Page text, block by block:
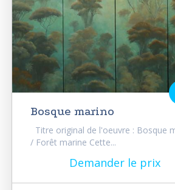
Bosque marino
Titre original de l'oeuvre : Bosque
/ Forêt marine Cette...
Demander le prix